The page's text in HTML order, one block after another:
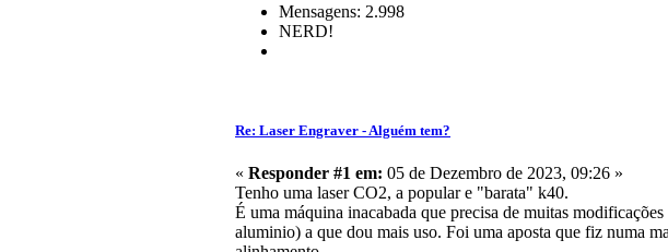
Mensagens: 2.998
NERD!
Re: Laser Engraver - Alguém tem?
« Responder #1 em: 05 de Dezembro de 2023, 09:26 »
Tenho uma laser CO2, a popular e "barata" k40.
É uma máquina inacabada que precisa de muitas
aluminio) a que dou mais uso. Foi uma aposta que fiz numa